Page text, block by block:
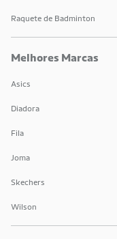
Raquete de Badminton
Melhores Marcas
Asics
Diadora
Fila
Joma
Skechers
Wilson